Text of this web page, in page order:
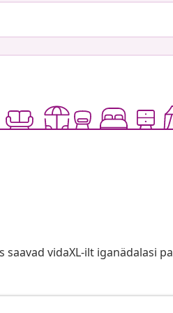
saavad vidaXL-ilt iganädalasi